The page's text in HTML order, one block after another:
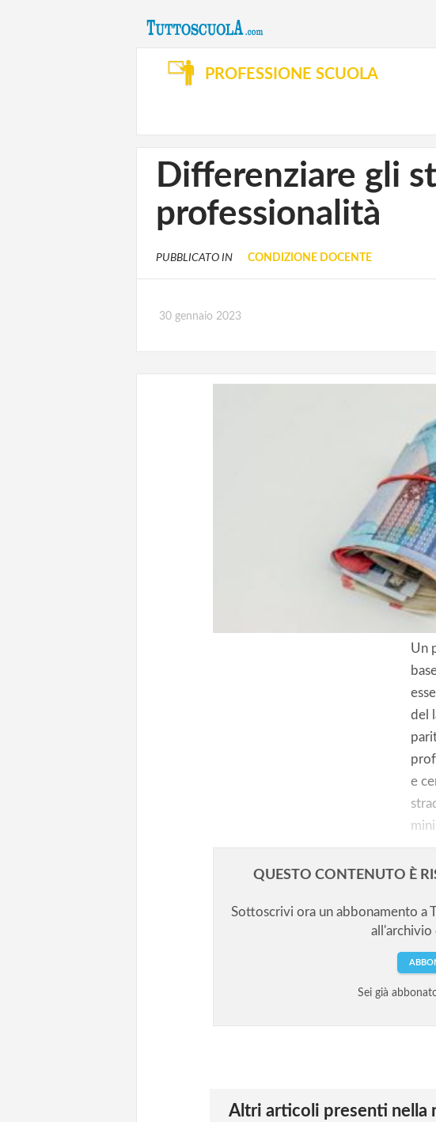
PROFESSIONE SCUOLA
Differenziare gli
professionalità
PUBBLICATO IN CONDIZIONE DOCENTE
30 gennaio 2023
Un
del
e
QUESTO CONTENUTO È
Sottoscrivi ora un abbonamento a
Sei già
Altri articoli presenti nella